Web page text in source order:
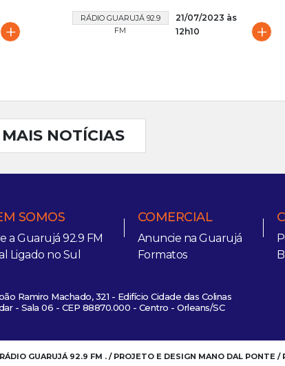
+
RÁDIO GUARUJÁ 92.9
FM
21/07/2023 às
12h10
+
NOTÍCIAS
SOMOS
a Guarujá 92.9 FM
Ligado no Sul
COMERCIAL
Anuncie na Guarujá
Formatos
Ramiro Machado, 321 - Edifício Cidade das Colinas
- Sala 06 - CEP 88870.000 - Centro - Orleans/SC
GUARUJÁ 92.9 FM . / PROJETO E DESIGN MANO DAL PONTE /